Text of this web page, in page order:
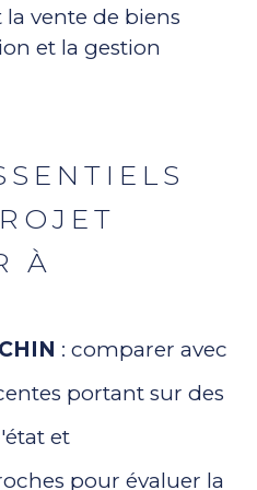
vente de biens
et la gestion
À
: comparer avec
portant sur des
et
pour évaluer la